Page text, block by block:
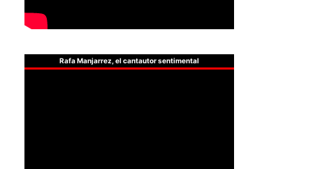
Rafa Manjarrez, el cantautor sentimental